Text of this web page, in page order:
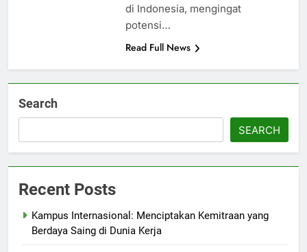
di Indonesia, mengingat
potensi…
Read Full News
Search
SEARCH
Recent Posts
Kampus Internasional: Menciptakan Kemitraan yang
Berdaya Saing di Dunia Kerja